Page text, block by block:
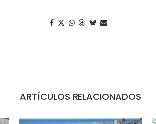
ARTÍCULOS RELACIONADOS